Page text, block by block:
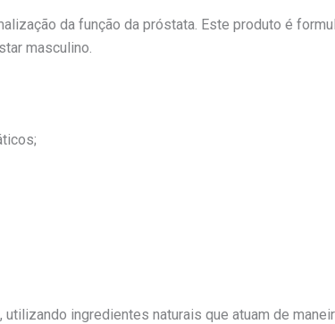
da função da próstata. Este produto é
masculino.
ingredientes naturais que atuam de